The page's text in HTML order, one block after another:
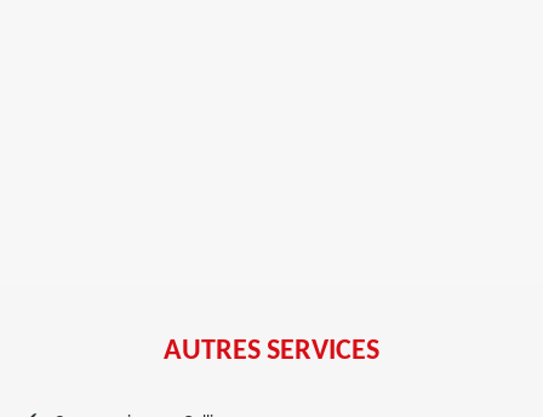
AUTRES SERVICES